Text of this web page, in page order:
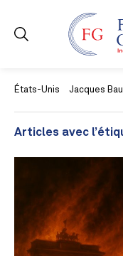
États-Unis Jacques
Articles avec